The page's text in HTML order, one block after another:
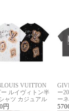
VUITTON
ー ルイヴィトン半
ャツ カジュアル
む 2色展開
円
ー
ー
ー